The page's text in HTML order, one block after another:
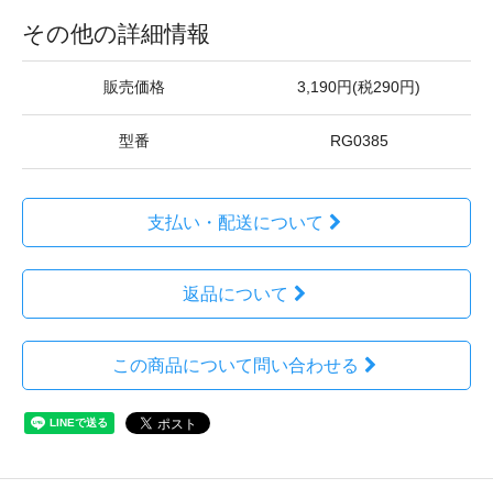
その他の詳細情報
販売価格 3,190円(税290円)
型番 RG0385
支払い・配送について
返品について
この商品について問い合わせる